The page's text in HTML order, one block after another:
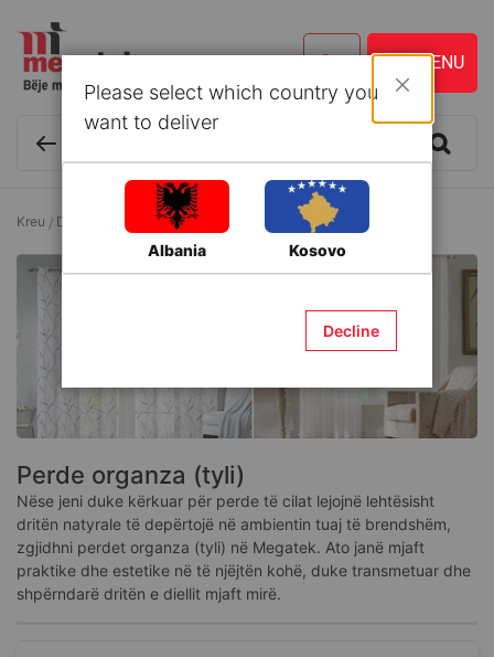
Kreu Dekor Perde organza (tyli)
Perde organza (tyli)
Nëse jeni duke kërkuar për perde të cilat lejojnë lehtësisht
dritën natyrale të depërtojë në ambientin tuaj të brendshëm,
zgjidhni perdet organza (tyli) në Megatek. Ato janë mjaft
praktike dhe estetike në të njëjtën kohë, duke transmetuar dhe
shpërndarë dritën e diellit mjaft mirë.
Please select which country you
want to deliver
Albania Kosovo
Decline